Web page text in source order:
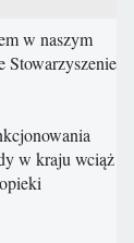
w naszym
Stowarzyszenie
w kraju wciąż